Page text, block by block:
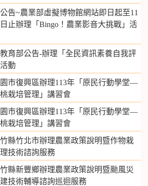
告~農業部虛擬博物館網站即日起至11
止辦理「Bingo！農業影音大挑戰」活
育部公告-辦理「全民資訊素養自我評
動
市復興區辦理113年「原民行動學堂—
栽培管理」講習會
市復興區辦理113年「原民行動學堂—
栽培管理」講習會
縣竹北市辦理農業政策說明暨作物栽
技術諮詢服務
縣新豐鄉辦理農業政策說明暨颱風災
技術輔導諮詢巡迴服務